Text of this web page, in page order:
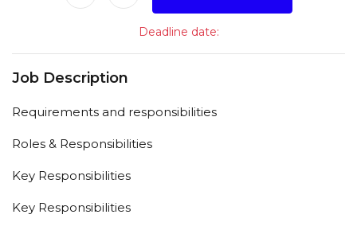
Deadline date:
Job Description
Requirements and responsibilities
Roles & Responsibilities
Key Responsibilities
Key Responsibilities